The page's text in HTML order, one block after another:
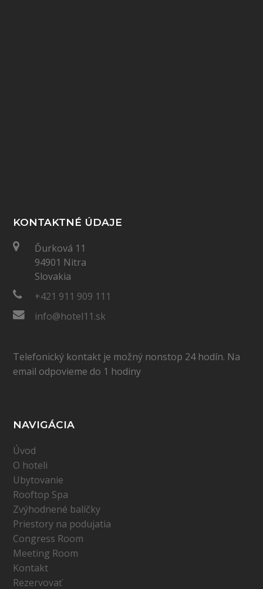
KONTAKTNÉ ÚDAJE
Ďurková 11
94901 Nitra
Slovakia
+421 911 909 111
info@hotel11.sk
Telefonický kontakt je možný nonstop 24 hodín. Na
email odpovieme do 1 hodiny
NAVIGÁCIA
Úvod
O hoteli
Ubytovanie
Rooftop Spa
Zvýhodnené balíčky
Priestory na podujatia
Congress Room
Meeting Room
Kontakt
Rezervovať